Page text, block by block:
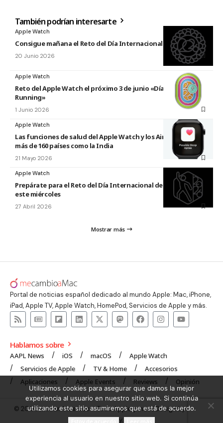
También podrían interesarte
Apple Watch
Consigue mañana el Reto del Día Internacional del Yoga 2026
20 Junio 2026
Apple Watch
Reto del Apple Watch el próximo 3 de junio «Día Mundial del
Running»
1 Junio 2026
Apple Watch
Las funciones de salud del Apple Watch y los AirPods llegan a
más de 160 países como la India
21 Mayo 2026
Apple Watch
Prepárate para el Reto del Día Internacional de la Danza 2026
este miércoles
27 Abril 2026
Mostrar más
Portal de noticias español dedicado al mundo Apple: Mac, iPhone,
iPad, Apple TV, Apple Watch, HomePod, Servicios de Apple y más.
Hablamos sobre
AAPL News iOS macOS
Apple Watch
Servicios de Apple
TV & Home
Accesorios
Aplicaciones
Apple Events Reviews Opinión
© 2008 mecambioaMac – Todo Apple y más | Design byUNXON
Agency.
Utilizamos cookies para asegurar que damos la mejor
experiencia al usuario en nuestro sitio web. Si continúa
utilizando este sitio asumiremos que está de acuerdo.